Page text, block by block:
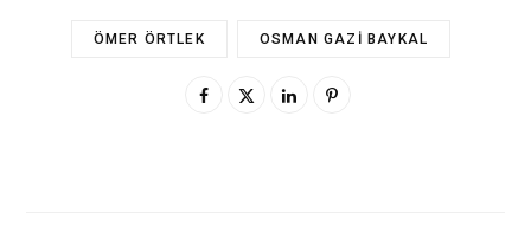
ÖMER ÖRTLEK OSMAN GAZI BAYKAL